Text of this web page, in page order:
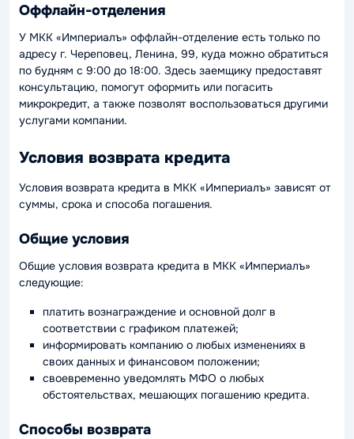
Оффлайн-отделения
У МКК «Империалъ» оффлайн-отделение есть только по
адресу г. Череповец, Ленина, 99, куда можно обратиться
по будням с 9:00 до 18:00. Здесь заемщику предоставят
консультацию, помогут оформить или погасить
микрокредит, а также позволят воспользоваться другими
услугами компании.
Условия возврата кредита
Условия возврата кредита в МКК «Империалъ» зависят от
суммы, срока и способа погашения.
Общие условия
Общие условия возврата кредита в МКК «Империалъ»
следующие:
платить вознаграждение и основной долг в
соответствии с графиком платежей;
информировать компанию о любых изменениях в
своих данных и финансовом положении;
своевременно уведомлять МФО о любых
обстоятельствах, мешающих погашению кредита.
Способы возврата